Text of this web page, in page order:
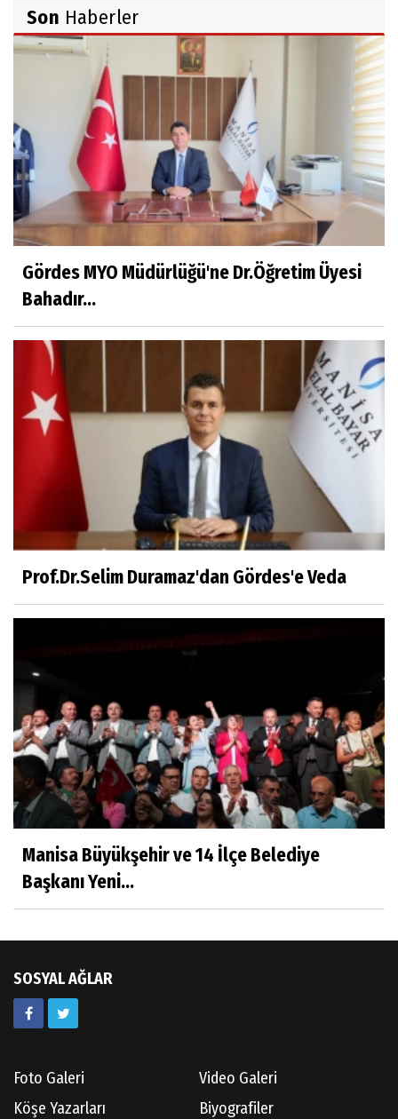
Ahmet İNCE
Beyaz Gömlekli Adam!
Prof.Dr.Ayşe İLKER
Adı Sanı Olmak
Eylül SEYHAN
Gezerken Zamanın Kollarındaki Ruhuma
Rastlamak
Kahramanlar
Prof.Dr.Süleyman Sami İLKER
Mühendislerin de Sanat Ruhu Olmalı
Dr.Fatih KESKİN
Millî Edebiyat, Millî Şuur, Millî Takım
Sıracettin ÇELİK
Çalıkuşu
Dr.Tuğçe Yıldırım
Aşı: Toplum Sağlığının Görünmez Kalkanı
Hatice CAVULDAK
Av.Ahmet ÖZDEMİR
Doç.Dr.İbrahim KOÇ
Son Haberler
Gördes MYO Müdürlüğü'ne Dr.Öğretim Üyesi
Bahadır...
Prof.Dr.Selim Duramaz'dan Gördes'e Veda
Manisa Büyükşehir ve 14 İlçe Belediye
Başkanı Yeni...
SOSYAL AĞLAR
Foto Galeri
Video Galeri
Köşe Yazarları
Biyografiler